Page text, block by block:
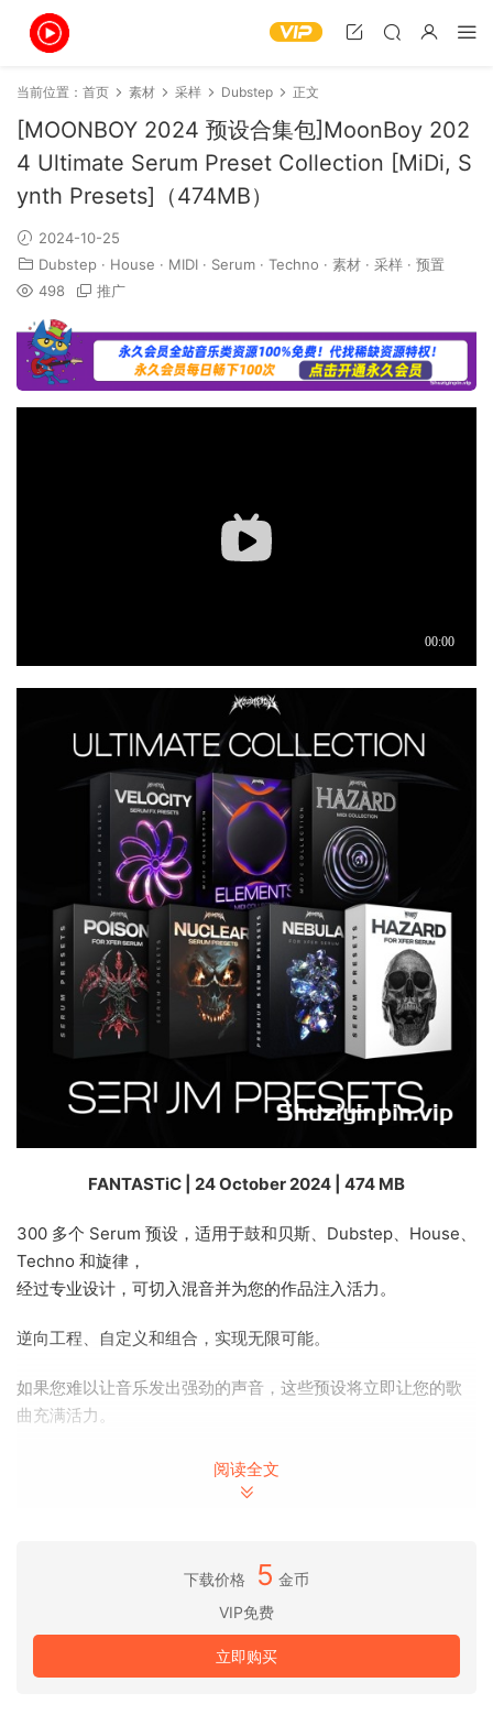
当前位置： 首页 素材 采样 Dubstep 正文
[MOONBOY 2024 预设合集包]MoonBoy 202
4 Ultimate Serum Preset Collection [MiDi, S
ynth Presets]（474MB）
2024-10-25
Dubstep · House · MIDI · Serum · Techno · 素材 · 采样 · 预置
498
推广
FANTASTiC | 24 October 2024 | 474 MB
300 多个 Serum 预设，适用于鼓和贝斯、Dubstep、House、
Techno 和旋律，
经过专业设计，可切入混音并为您的作品注入活力。
逆向工程、自定义和组合，实现无限可能。
如果您难以让音乐发出强劲的声音，这些预设将立即让您的歌
曲充满活力。
凭借多年的贝斯音乐和多种 Dubstep 热门歌曲经验，我创建了
兼容 Ableton Live、FL Studio、Logic Pro、所有 DAWS。
阅读全文
下载价格 5 金币
VIP免费
立即购买